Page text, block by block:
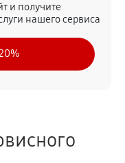
и получите
нашего сервиса